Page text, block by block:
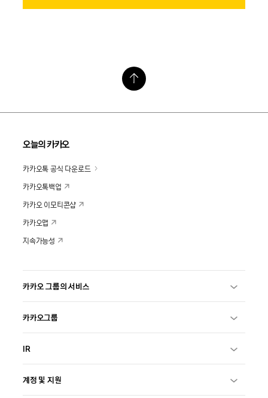
오늘의 카카오
카카오톡 공식 다운로드
카카오톡백업
카카오 이모티콘샵
카카오맵
지속가능성
카카오 그룹의 서비스
카카오그룹
IR
계정 및 지원